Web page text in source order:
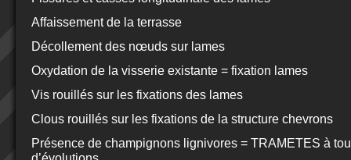
Affaissement de la terrasse
Décollement des nœuds sur lames
Oxydation de la visserie existante = fixation lames
Vis rouillés sur les fixations des lames
Clous rouillés sur les fixations de la structure chevrons
Présence de champignons lignivores = TRAMETES à